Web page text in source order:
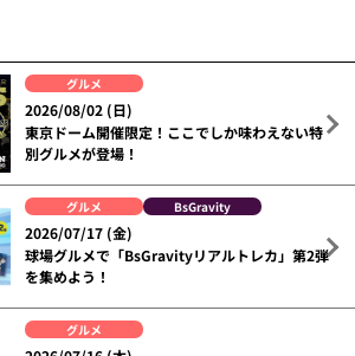
グルメ
2026/08/02 (日)
東京ドーム開催限定！ここでしか味わえない特
別グルメが登場！
グルメ BsGravity
2026/07/17 (金)
球場グルメで「BsGravityリアルトレカ」第2弾
を集めよう！
グルメ